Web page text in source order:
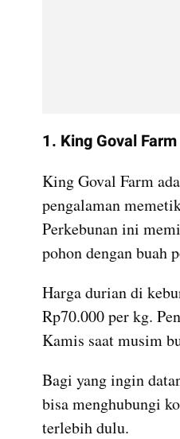
1. King Goval Farm
King Goval Farm
pengalaman
Perkebunan ini
pohon dengan buah
Harga durian di
Rp70.000 per kg.
Kamis saat musim
Bagi yang ingin
bisa menghubungi
terlebih dulu.